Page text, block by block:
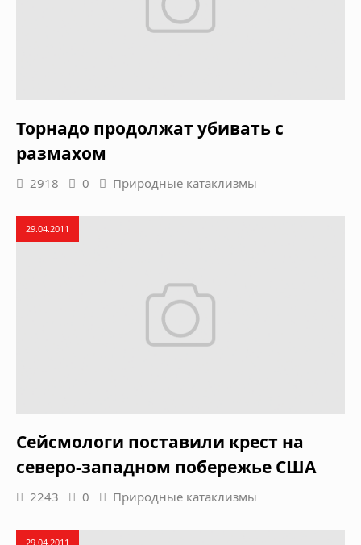
Торнадо продолжат убивать с
размахом
2918 0 Природные катаклизмы
29.04.2011
Сейсмологи поставили крест на
северо-западном побережье США
2243 0 Природные катаклизмы
29.04.2011